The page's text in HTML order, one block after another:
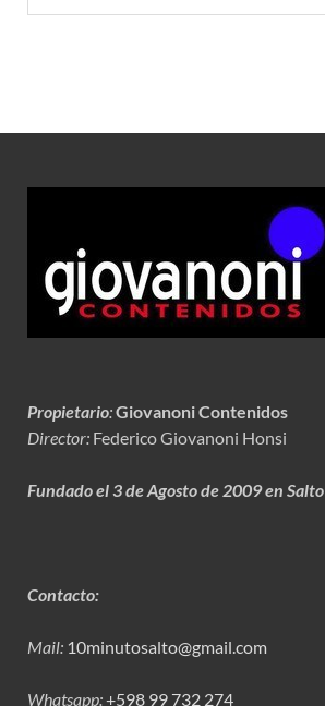
Propietario:Giovanoni Contenidos
Director: Federico Giovanoni Honsi
Fundado el 3 de Agosto de 2009 en Salto
Contacto:
Mail: 10minutosalto@gmail.com
Whatsapp:+598 99 732 274